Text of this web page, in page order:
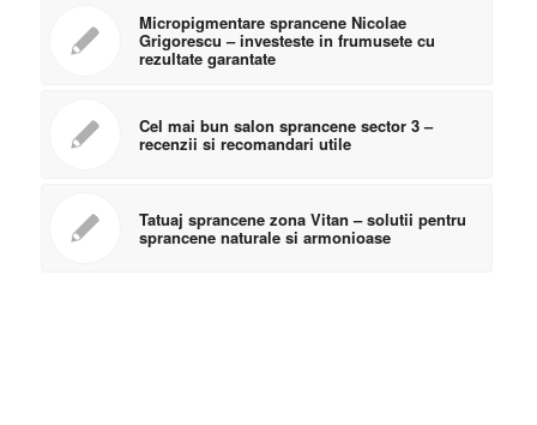
Micropigmentare sprancene Nicolae
Grigorescu – investeste in frumusete cu
rezultate garantate
Cel mai bun salon sprancene sector 3 –
recenzii si recomandari utile
Tatuaj sprancene zona Vitan – solutii pentru
sprancene naturale si armonioase